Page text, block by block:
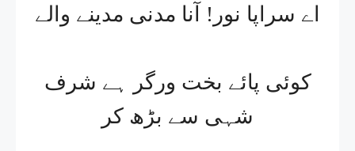
اے سراپا نور! آنا مدنی مدینے والے
کوئی پائے بخت ورگر ہے شرف
شہی سے بڑھ کر